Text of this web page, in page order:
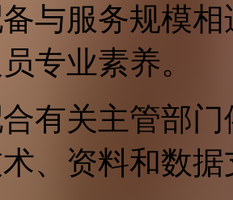
备与服务规模
专业素养。
合有关主管部
、资料和数